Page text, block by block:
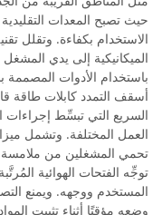
حيث تصبح المعدات
الاستخدام بكفاءة. وتقلل
الميكانيكية إلى يدي المشغل
باستخدام الأدوات
أسقف التمدد كابلات طاقة
السريع التي تبسِّط إجراءات
العمل المختلفة. وتشمل
تحمي المشغلين من ملامسة
توجِّه الفتحات الهوائية
المستخدم ووجهه. ويمنع
وضعه مؤقتًا أثناء تثبيت